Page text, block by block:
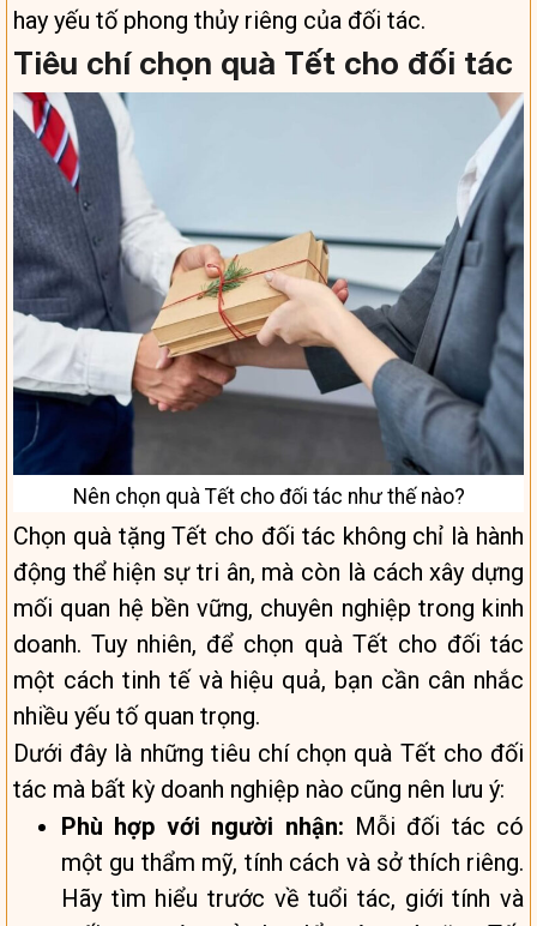
hay yếu tố phong thủy riêng của đối tác.
Tiêu chí chọn quà Tết cho đối tác
Nên chọn quà Tết cho đối tác như thế nào?
Chọn quà tặng Tết cho đối tác không chỉ là hành
động thể hiện sự tri ân, mà còn là cách xây dựng
mối quan hệ bền vững, chuyên nghiệp trong kinh
doanh. Tuy nhiên, để chọn quà Tết cho đối tác
một cách tinh tế và hiệu quả, bạn cần cân nhắc
nhiều yếu tố quan trọng.
Dưới đây là những tiêu chí chọn quà Tết cho đối
tác mà bất kỳ doanh nghiệp nào cũng nên lưu ý:
Phù hợp với người nhận: Mỗi đối tác có
một gu thẩm mỹ, tính cách và sở thích riêng.
Hãy tìm hiểu trước về tuổi tác, giới tính và